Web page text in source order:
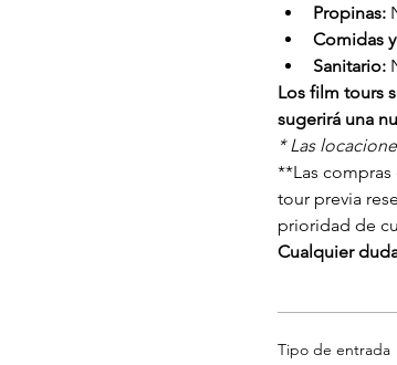
Propinas:
Comidas
Sanitario:
Los film tours
sugerirá una
* Las
**Las
tour previa
prioridad de
Cualquier
Tipo de entrada